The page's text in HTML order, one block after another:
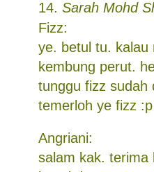
Sarah Mohd
Fizz:
ye. betul tu. kalau
kembung perut.
tunggu fizz sudah
temerloh ye fizz :p
Angriani:
salam kak.